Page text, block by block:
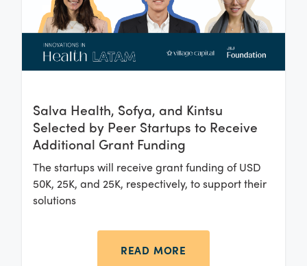
Salva Health, Sofya, and Kintsu
Selected by Peer Startups to Receive
Additional Grant Funding
The startups will receive grant funding of USD
50K, 25K, and 25K, respectively, to support their
solutions
READ MORE